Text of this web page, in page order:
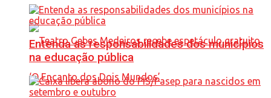
Entenda as responsabilidades dos municípios
na educação pública